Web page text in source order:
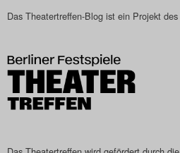
Das Theatertreffen-Blog ist ein Projekt des